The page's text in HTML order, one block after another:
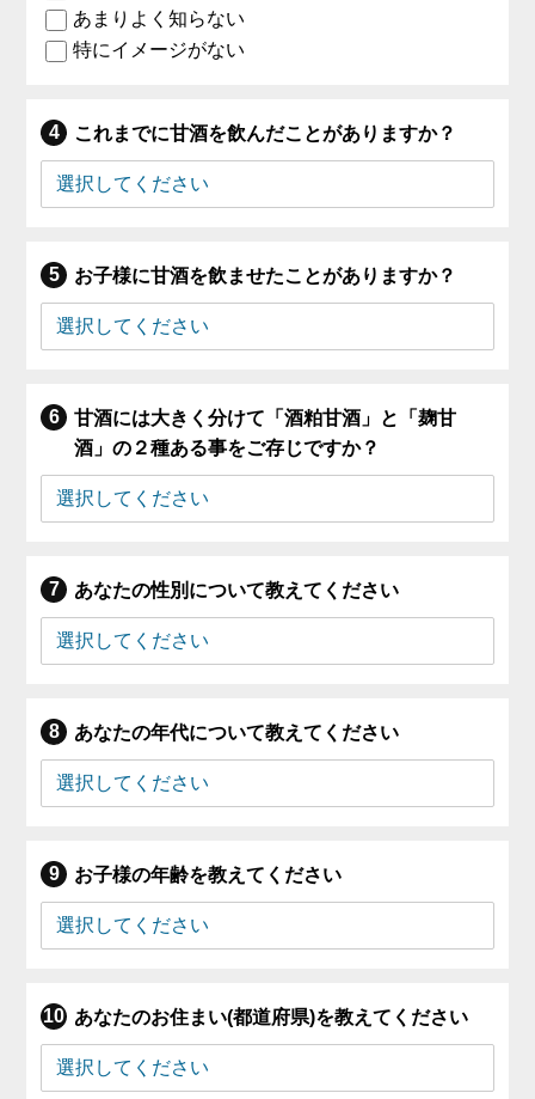
あまりよく知らない
特にイメージがない
これまでに甘酒を飲んだことがありますか？
お子様に甘酒を飲ませたことがありますか？
甘酒には大きく分けて「酒粕甘酒」と「麹甘
酒」の２種ある事をご存じですか？
あなたの性別について教えてください
あなたの年代について教えてください
お子様の年齢を教えてください
あなたのお住まい(都道府県)を教えてください